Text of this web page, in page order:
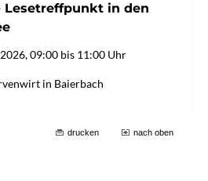
drucken nach oben